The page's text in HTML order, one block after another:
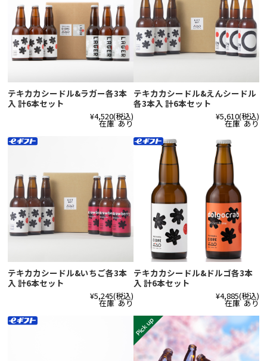
テキカカシードル&ラガー各3本
入 計6本セット
¥4,520(税込)
在庫 あり
テキカカシードル&えんシードル
各3本入 計6本セット
¥5,610(税込)
在庫 あり
テキカカシードル&いちご各3本
入 計6本セット
¥5,245(税込)
在庫 あり
テキカカシードル&ドルゴ各3本
入 計6本セット
¥4,885(税込)
在庫 あり